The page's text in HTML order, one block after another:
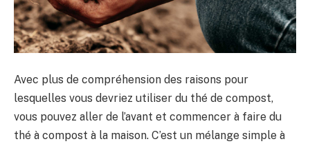
Avec plus de compréhension des raisons pour
lesquelles vous devriez utiliser du thé de compost,
vous pouvez aller de l’avant et commencer à faire du
thé à compost à la maison. C’est un mélange simple à